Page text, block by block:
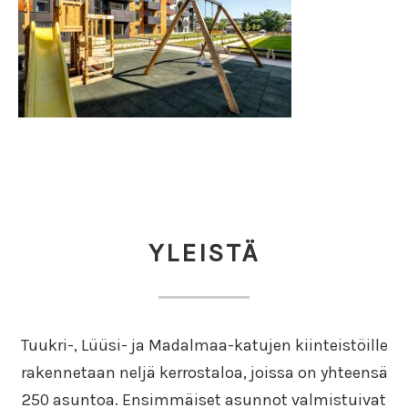
YLEISTÄ
Tuukri-, Lüüsi- ja Madalmaa-katujen kiinteistöille
rakennetaan neljä kerrostaloa, joissa on yhteensä
250 asuntoa. Ensimmäiset asunnot valmistuivat